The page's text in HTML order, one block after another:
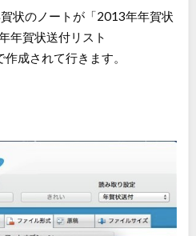
状のノートが「2013年年賀状
年賀状送付リスト
成されて行きます。